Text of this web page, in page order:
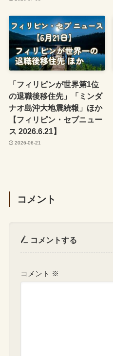
「フィリピンが世界第1位
の退職後移住先」「ミンダ
ナオ島沖大地震続報」ほか
【フィリピン・セブニュー
ス 2026.6.21】
2026-06-21
コメント
コメントする
コメント ※